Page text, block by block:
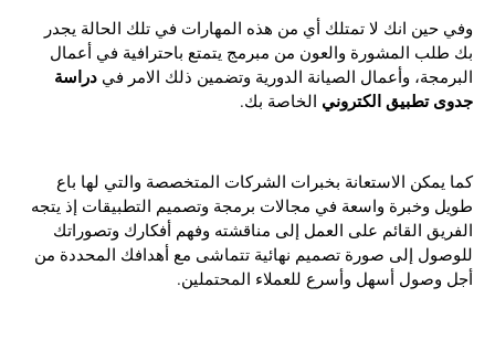
وفي حين انك لا تمتلك أي من هذه المهارات في تلك الحالة يجدر
بك طلب المشورة والعون من مبرمج يتمتع باحترافية في أعمال
البرمجة، وأعمال الصيانة الدورية وتضمين ذلك الامر في دراسة
جدوى تطبيق الكتروني الخاصة بك.
كما يمكن الاستعانة بخبرات الشركات المتخصصة والتي لها باع
طويل وخبرة واسعة في مجالات برمجة وتصميم التطبيقات إذ يتجه
الفريق القائم على العمل إلى مناقشته وفهم أفكارك وتصوراتك
للوصول إلى صورة تصميم نهائية تتماشى مع أهدافك المحددة من
أجل وصول أسهل وأسرع للعملاء المحتملين.